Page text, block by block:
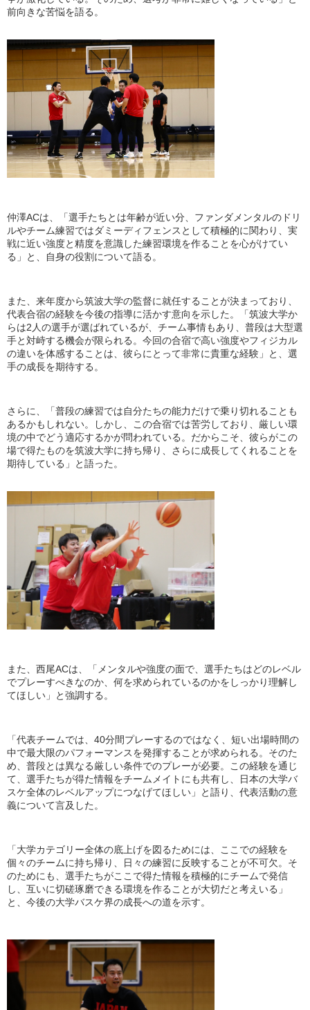
前向きな苦悩を語る。
仲澤ACは、「選手たちとは年齢が近い分、ファンダメンタルのドリ
ルやチーム練習ではダミーディフェンスとして積極的に関わり、実
戦に近い強度と精度を意識した練習環境を作ることを心がけてい
る」と、自身の役割について語る。
また、来年度から筑波大学の監督に就任することが決まっており、
代表合宿の経験を今後の指導に活かす意向を示した。「筑波大学か
らは2人の選手が選ばれているが、チーム事情もあり、普段は大型選
手と対峙する機会が限られる。今回の合宿で高い強度やフィジカル
の違いを体感することは、彼らにとって非常に貴重な経験」と、選
手の成長を期待する。
さらに、「普段の練習では自分たちの能力だけで乗り切れることも
あるかもしれない。しかし、この合宿では苦労しており、厳しい環
境の中でどう適応するかが問われている。だからこそ、彼らがこの
場で得たものを筑波大学に持ち帰り、さらに成長してくれることを
期待している」と語った。
また、西尾ACは、「メンタルや強度の面で、選手たちはどのレベル
でプレーすべきなのか、何を求められているのかをしっかり理解し
てほしい」と強調する。
「代表チームでは、40分間プレーするのではなく、短い出場時間の
中で最大限のパフォーマンスを発揮することが求められる。そのた
め、普段とは異なる厳しい条件でのプレーが必要。この経験を通じ
て、選手たちが得た情報をチームメイトにも共有し、日本の大学バ
スケ全体のレベルアップにつなげてほしい」と語り、代表活動の意
義について言及した。
「大学カテゴリー全体の底上げを図るためには、ここでの経験を
個々のチームに持ち帰り、日々の練習に反映することが不可欠。そ
のためにも、選手たちがここで得た情報を積極的にチームで発信
し、互いに切磋琢磨できる環境を作ることが大切だと考えいる」
と、今後の大学バスケ界の成長への道を示す。